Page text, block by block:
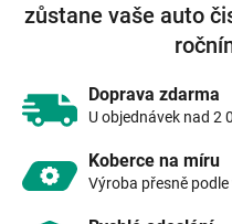
zůstane vaše auto
Doprava zdarma
U objednávek nad 2
Koberce na míru
Výroba přesně